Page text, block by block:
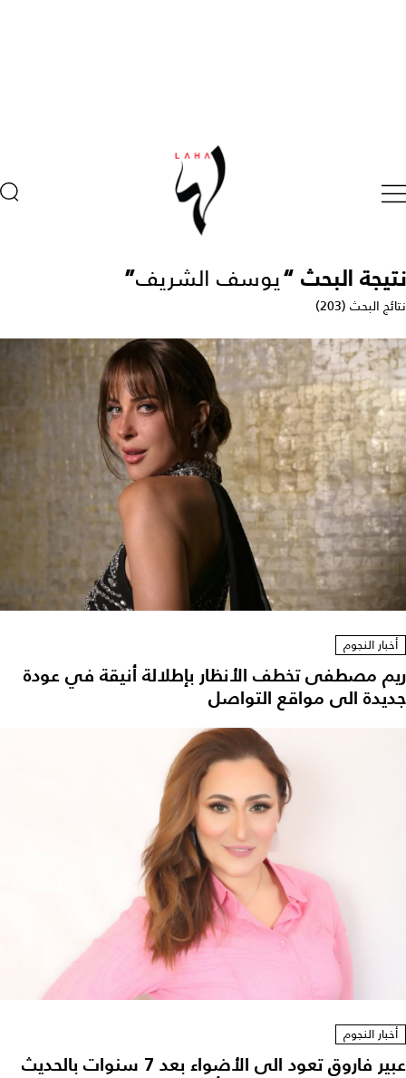
نتيجة البحث “يوسف الشريف”
نتائج البحث (203)
أخبار النجوم
ريم مصطفى تخطف الأنظار بإطلالة أنيقة في عودة
جديدة الى مواقع التواصل
أخبار النجوم
عبير فاروق تعود الى الأضواء بعد 7 سنوات بالحديث